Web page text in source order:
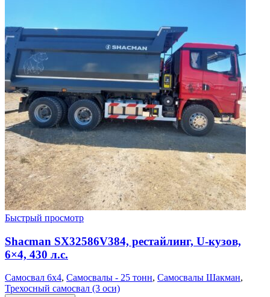
Быстрый просмотр
Shacman SX32586V384, рестайлинг, U-кузов,
6×4, 430 л.с.
Самосвал 6х4, Самосвалы - 25 тонн, Самосвалы Шакман,
Трехосный самосвал (3 оси)